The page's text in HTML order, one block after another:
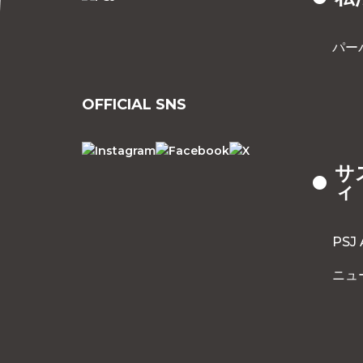
OFFICIAL SNS
パー
サ
ィ
PSJ
ニュ